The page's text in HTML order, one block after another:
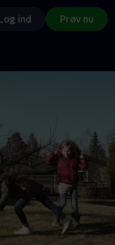
ind Prøv nu